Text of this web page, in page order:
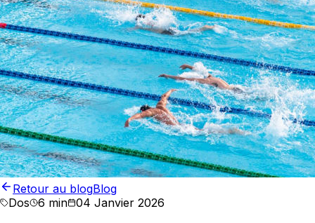
Retour au blogBlog
Dos
6 min 04 Janvier 2026